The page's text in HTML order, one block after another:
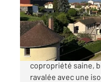
Appartement
75
ROANNE PROCHE
copropriété saine,
ravalée avec une